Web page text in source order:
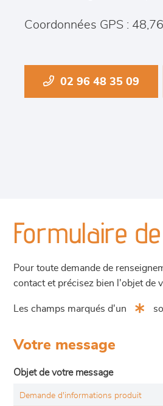
Coordonnées GPS :
02 96 48 35 09
Formulaire
Pour toute demande de
contact et précisez bien l'objet de
Les champs marqués d'un
Votre message
Objet de votre message